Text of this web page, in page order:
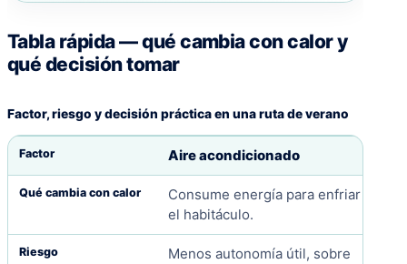
Tabla rápida — qué cambia con calor y
qué decisión tomar
Factor, riesgo y decisión práctica en una ruta de verano
Aire acondicionado
Consume energía para enfriar
el habitáculo.
Menos autonomía útil, sobre